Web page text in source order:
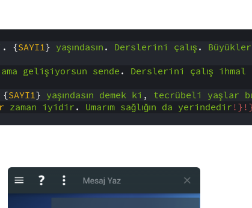
. {SAYI1} yaşındasın. Derslerini çalış.
ama gelişiyorsun sende. Derslerini çalış ihmal
{SAYI1} yaşındasın demek ki , tecrübeli yaşlar
zaman iyidir. Umarım sağlığın da yerindedir!}